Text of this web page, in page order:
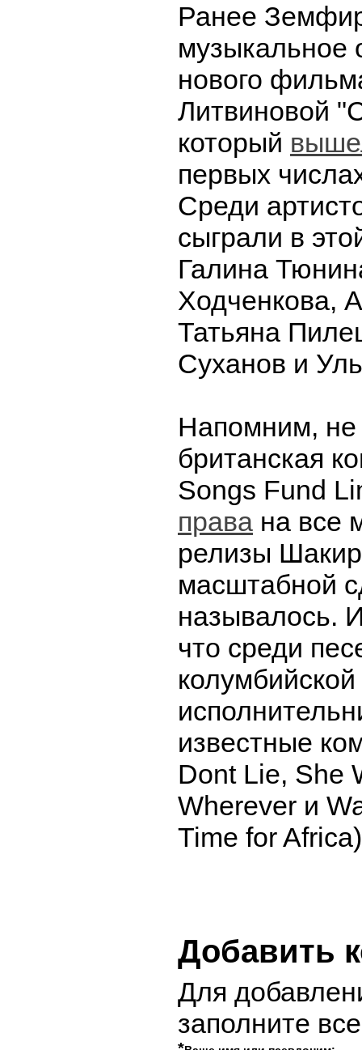
Ранее
нового
Литвиновой
который
первых
Среди
сыграли в
Галина
Ходченкова,
Татьяна
Суханов и
Напомним, не
британская
Songs Fund
права на все
релизы
масштабной
называлось.
что среди
колумбийской
известные
Dont Lie, She
Wherever и
Time for
Добавить
Для
заполните